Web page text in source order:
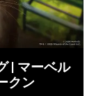
| マーベル
クン